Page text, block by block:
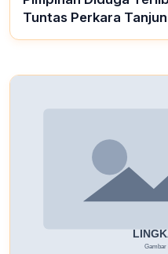
Tuntas Perkara